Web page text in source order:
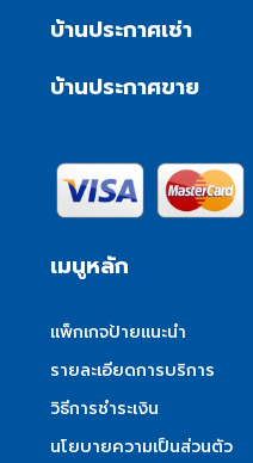
บ้านประกาศเช่า
บ้านประกาศขาย
เมนูหลัก
แพ็กเกจป้ายแนะนำ
รายละเอียดการบริการ
วิธีการชำระเงิน
นโยบายความเป็นส่วนตัว